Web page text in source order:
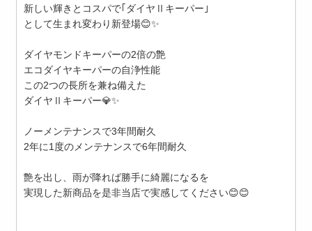
新しい輝きとコスパで｢ダイヤⅡキーパー｣
として生まれ変わり新登場😊✨️
ダイヤモンドキーパーの2倍の艶
エコダイヤキーパーの自浄性能
この2つの長所を兼ね備えた
ダイヤⅡキーパー💎✨
ノーメンテナンスで3年間耐久
2年に1度のメンテナンスで6年間耐久
艶を出し、雨が降れば勝手に綺麗になるを
実現した新商品を是非当店で実感してください😊😊